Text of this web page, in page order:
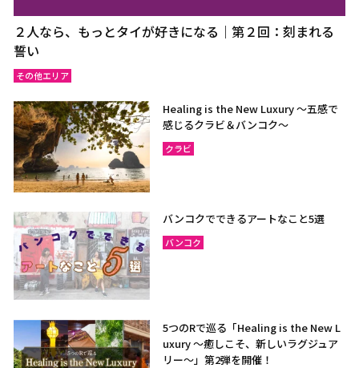
２人なら、もっとタイが好きになる｜第２回：刻まれる
誓い
その他エリア
Healing is the New Luxury ～五感で
感じるクラビ＆バンコク～
クラビ
バンコクでできるアートなこと5選
バンコク
5つのRで巡る「Healing is the New L
uxury ～癒しこそ、新しいラグジュア
リー〜」第2弾を開催！